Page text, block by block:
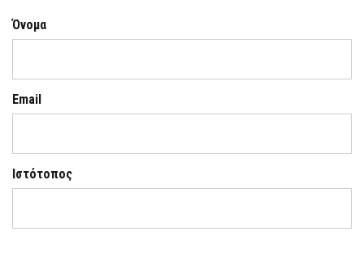
Όνομα
Email
Ιστότοπος